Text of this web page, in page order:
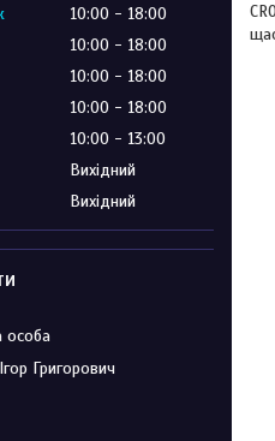
10:00
18:00
10:00
18:00
10:00
18:00
10:00
18:00
10:00
13:00
Вихідний
Вихідний
Григорович